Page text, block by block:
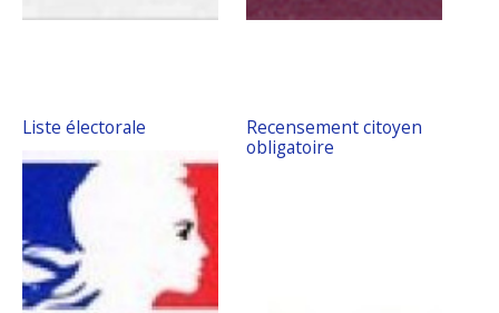
Liste électorale
Recensement citoyen
obligatoire